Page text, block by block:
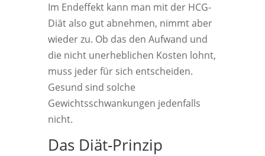
Im Endeffekt kann man mit der HCG-
Diät also gut abnehmen, nimmt aber
wieder zu. Ob das den Aufwand und
die nicht unerheblichen Kosten lohnt,
muss jeder für sich entscheiden.
Gesund sind solche
Gewichtsschwankungen jedenfalls
nicht.
Das Diät-Prinzip